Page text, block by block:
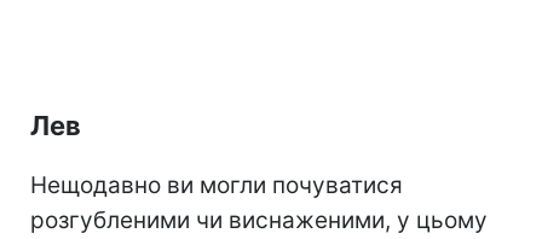
Лев
Нещодавно ви могли почуватися
розгубленими чи виснаженими, у цьому